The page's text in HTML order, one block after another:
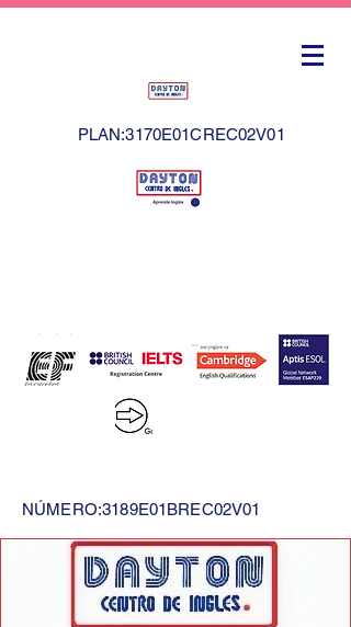
PLAN:3170E01CREC02V01
NÚMERO:3189E01BREC02V01